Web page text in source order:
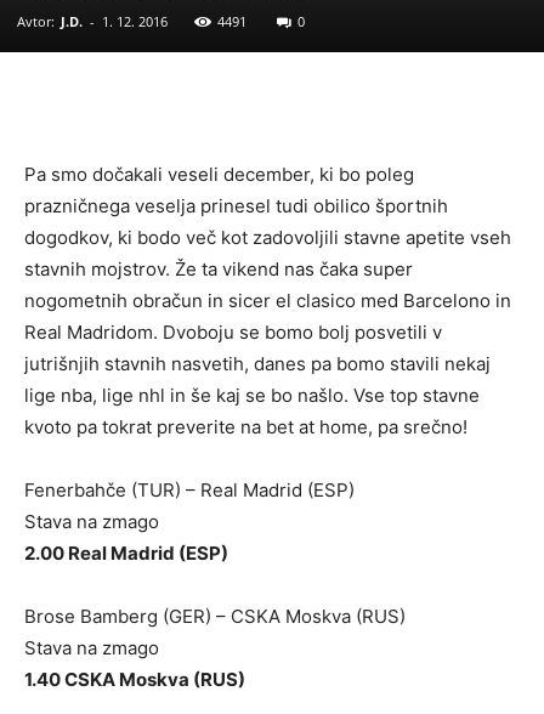
Avtor: J.D. - 1. 12. 2016 4491 0
Pa smo dočakali veseli december, ki bo poleg
prazničnega veselja prinesel tudi obilico športnih
dogodkov, ki bodo več kot zadovoljili stavne apetite vseh
stavnih mojstrov. Že ta vikend nas čaka super
nogometnih obračun in sicer el clasico med Barcelono in
Real Madridom. Dvoboju se bomo bolj posvetili v
jutrišnjih stavnih nasvetih, danes pa bomo stavili nekaj
lige nba, lige nhl in še kaj se bo našlo. Vse top stavne
kvoto pa tokrat preverite na bet at home, pa srečno!
Fenerbahče (TUR) – Real Madrid (ESP)
Stava na zmago
2.00 Real Madrid (ESP)
Brose Bamberg (GER) – CSKA Moskva (RUS)
Stava na zmago
1.40 CSKA Moskva (RUS)